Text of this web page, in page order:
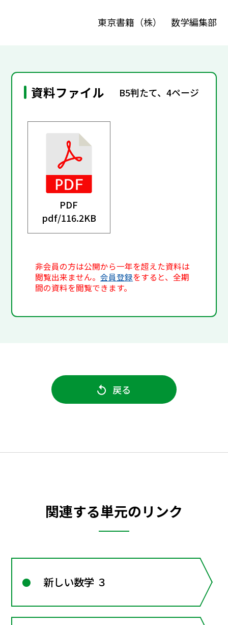
東京書籍（株） 数学編集部
資料ファイル B5判たて、4ページ
PDF
pdf/116.2KB
非会員の方は公開から一年を超えた資料は
閲覧出来ません。会員登録をすると、全期
間の資料を閲覧できます。
戻る
関連する単元のリンク
新しい数学 ３